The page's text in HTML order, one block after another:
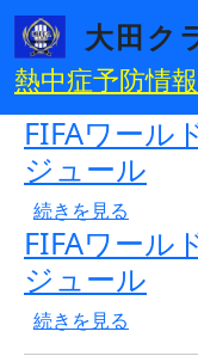
メインコンテンツに移
大田ク
熱中症予防情
FIFAワール
ジュール
FIFAワールドカッ
続きを見る
FIFAワール
ジュール
FIFAワールドカッ
続きを見る